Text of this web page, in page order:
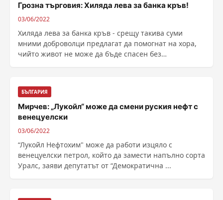
Грозна търговия: Хиляда лева за банка кръв!
03/06/2022
Хиляда лева за банка кръв - срещу такива суми
мними доброволци предлагат да помогнат на хора,
чийто живот не може да бъде спасен без
БЪЛГАРИЯ
Мирчев: „Лукойл“ може да смени руския нефт с
венецуелски
03/06/2022
“Лукойл Нефтохим" може да работи изцяло с
венецуелски петрол, който да замести напълно сорта
Уралс, заяви депутатът от “Демократична ...